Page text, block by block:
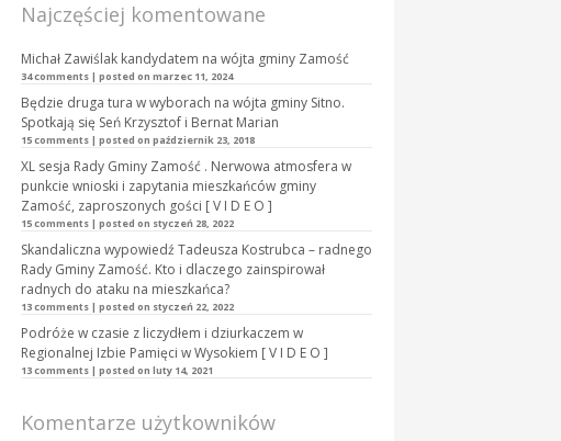
Najczęściej komentowane
Michał Zawiślak kandydatem na wójta gminy Zamość
34 comments | posted on marzec 11, 2024
Będzie druga tura w wyborach na wójta gminy Sitno.
Spotkają się Seń Krzysztof i Bernat Marian
15 comments | posted on październik 23, 2018
XL sesja Rady Gminy Zamość . Nerwowa atmosfera w
punkcie wnioski i zapytania mieszkańców gminy
Zamość, zaproszonych gości [ V I D E O ]
15 comments | posted on styczeń 28, 2022
Skandaliczna wypowiedź Tadeusza Kostrubca – radnego
Rady Gminy Zamość. Kto i dlaczego zainspirował
radnych do ataku na mieszkańca?
13 comments | posted on styczeń 22, 2022
Podróże w czasie z liczydłem i dziurkaczem w
Regionalnej Izbie Pamięci w Wysokiem [ V I D E O ]
13 comments | posted on luty 14, 2021
Komentarze użytkowników